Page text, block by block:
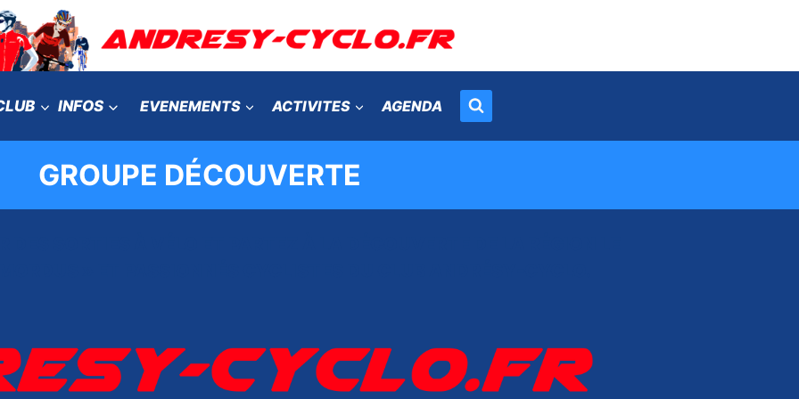
INFOS EVENEMENTS ACTIVITES AGENDA
GROUPE DÉCOUVERTE